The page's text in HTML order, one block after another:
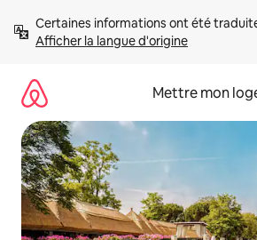
directement
Afficher la langue d'origine
Mettre mon